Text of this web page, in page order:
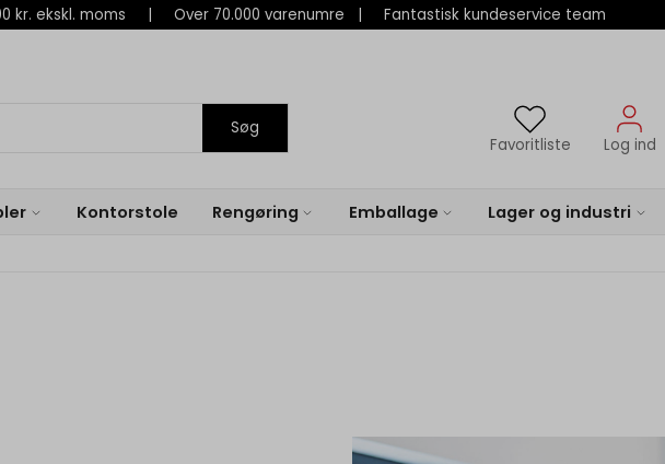
kr. ekskl. moms | Over 70.000 varenumre | Fantastisk kundeservice team
Søg
Favoritliste
Log ind
Kontorstole Rengøring Emballage Lager og industri